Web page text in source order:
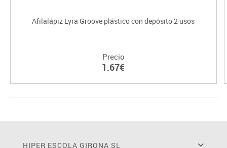
Afilalápiz Lyra Groove plástico con depósito 2 usos
Precio
1.67€
HIPER ESCOLA GIRONA SL